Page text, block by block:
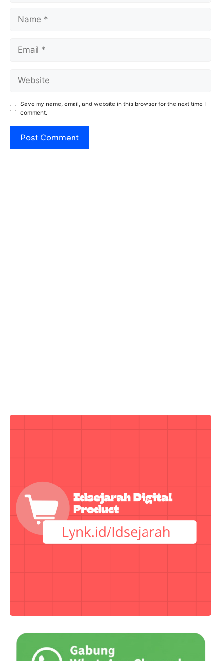
Save my name, email, and website in this browser for the next time I
comment.